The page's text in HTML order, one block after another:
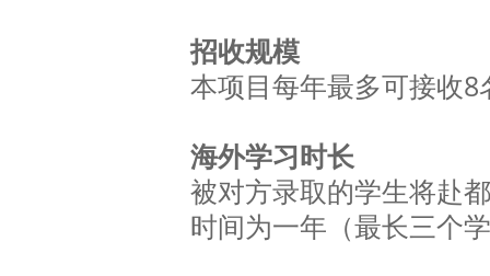
招收规模
本项目每年最多可接收8
海外学习时长
被对方录取的学生将赴
时间为一年（最长三个